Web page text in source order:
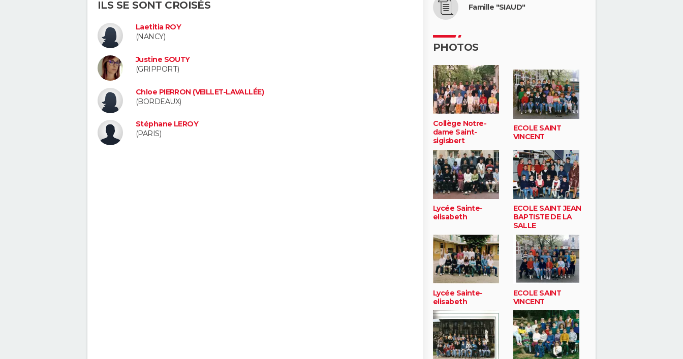
ILS SE SONT CROISÉS
Laetitia ROY
(NANCY)
Justine SOUTY
(GRIPPORT)
Chloe PIERRON (VEILLET-LAVALLÉE)
(BORDEAUX)
Stéphane LEROY
(PARIS)
Famille "SIAUD"
PHOTOS
Collège Notre-
dame Saint-
sigisbert
ECOLE SAINT
VINCENT
Lycée Sainte-
elisabeth
ECOLE SAINT JEAN
BAPTISTE DE LA
SALLE
Lycée Sainte-
elisabeth
ECOLE SAINT
VINCENT